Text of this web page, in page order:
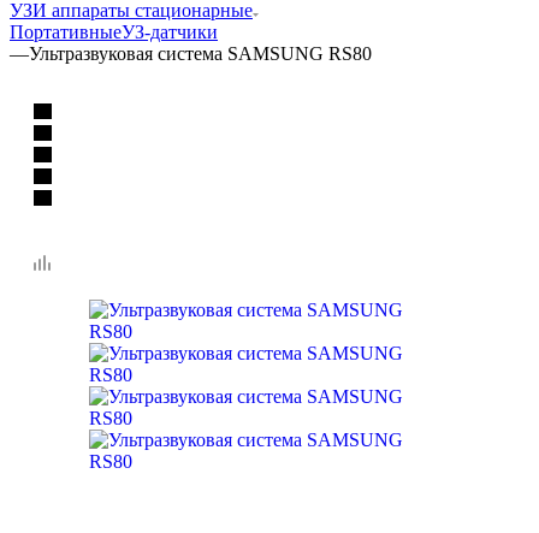
УЗИ аппараты стационарные
ПортативныеУЗ-датчики
—Ультразвуковая система SAMSUNG RS80